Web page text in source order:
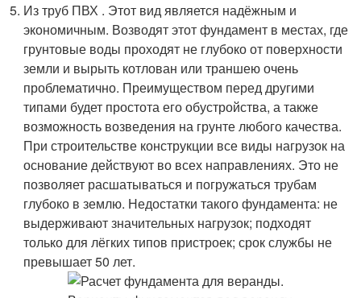
Из труб ПВХ . Этот вид является надёжным и
экономичным. Возводят этот фундамент в местах, где
грунтовые воды проходят не глубоко от поверхности
земли и вырыть котлован или траншею очень
проблематично. Преимуществом перед другими
типами будет простота его обустройства, а также
возможность возведения на грунте любого качества.
При строительстве конструкции все виды нагрузок на
основание действуют во всех направлениях. Это не
позволяет расшатываться и погружаться трубам
глубоко в землю. Недостатки такого фундамента: не
выдерживают значительных нагрузок; подходят
только для лёгких типов пристроек; срок службы не
превышает 50 лет.